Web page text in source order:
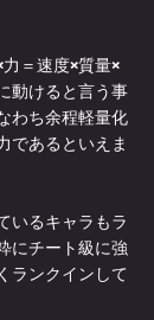
＝速度×質量×
動けると言う事
わち余程軽量化
であるといえま
いるキャラもラ
にチート級に強
ランクインして